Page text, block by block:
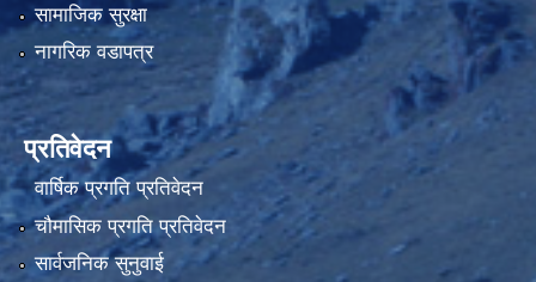
सामाजिक सुरक्षा
नागरिक वडापत्र
प्रतिवेदन
वार्षिक प्रगति प्रतिवेदन
चौमासिक प्रगति प्रतिवेदन
सार्वजनिक सुनुवाई